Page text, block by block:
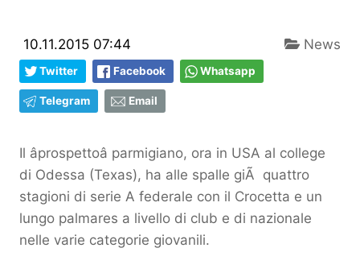
10.11.2015 07:44 News
Twitter Facebook Whatsapp
Telegram Email
Il âprospettoâ parmigiano, ora in USA al college
di Odessa (Texas), ha alle spalle giÃ quattro
stagioni di serie A federale con il Crocetta e un
lungo palmares a livello di club e di nazionale
nelle varie categorie giovanili.